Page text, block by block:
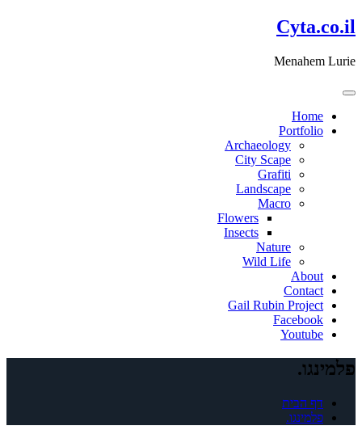
דלג
לתוכן
Cyta.co.il
Menahem Lurie
Home
Portfolio
Archaeology
City Scape
Grafiti
Landscape
Macro
Flowers
Insects
Nature
Wild Life
About
Contact
Gail Rubin Project
Facebook
Youtube
פלמינגו.
דף הבית
פלמינגו.